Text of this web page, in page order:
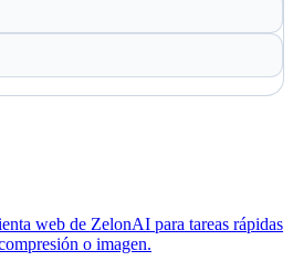
web de ZelonAI para tareas rápidas
o imagen.